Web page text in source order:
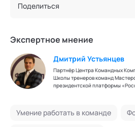
Поделиться
Экспертное мнение
Дмитрий Устьянцев
Партнёр Центра Командных
Школы тренеров команд
президентской платформы
фасилитаций. Эксперт кафедр
менеджмента", "Бизнес-
Умение работать в команде